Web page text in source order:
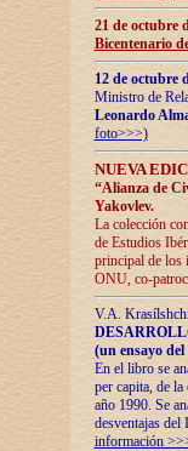
21 de octubre
Bicentenario
12 de octubre
Ministro de
Leonardo
foto>>>)
NUEVA
“Alianza de
Yakovlev.
La colección
de Estudios
principal de los
ONU, co-
V.A.
(un ensayo
En el libro se
per capita, de
año 1990. Se
desventajas
información